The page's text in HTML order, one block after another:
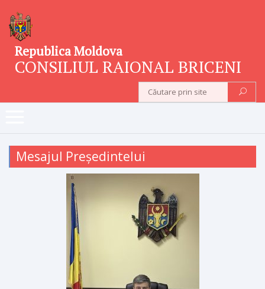
Republica Moldova
CONSILIUL RAIONAL BRICENI
Mesajul Președintelui